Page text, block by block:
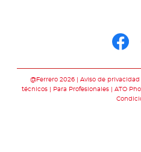
@Ferrero 2026 Aviso de privacidad
técnicos
Para Profesionales ATO